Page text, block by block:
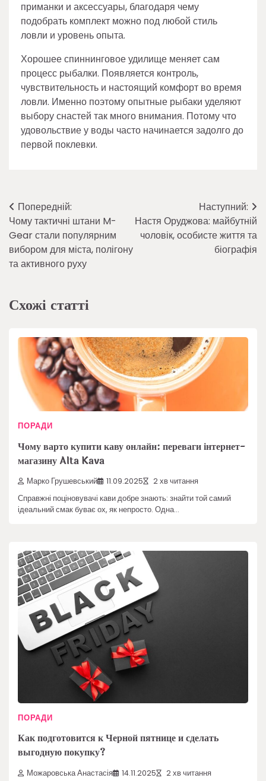
приманки и аксессуары, благодаря чему
подобрать комплект можно под любой стиль
ловли и уровень опыта.
Хорошее спиннинговое удилище меняет сам
процесс рыбалки. Появляется контроль,
чувствительность и настоящий комфорт во время
ловли. Именно поэтому опытные рыбаки уделяют
выбору снастей так много внимания. Потому что
удовольствие у воды часто начинается задолго до
первой поклевки.
Навігація
записів
Попередній:
Чому тактичні штани M-
Gear стали популярним
вибором для міста, полігону
та активного руху
Наступний:
Настя Оруджова: майбутній
чоловік, особисте життя та
біографія
Схожі статті
ПОРАДИ
Чому варто купити каву онлайн: переваги інтернет-
магазину Alta Kava
Марко Грушевський 11.09.2025 2 хв читання
Справжні поціновувачі кави добре знають: знайти той самий
ідеальний смак буває ох, як непросто. Одна…
ПОРАДИ
Как подготовится к Черной пятнице и сделать
выгодную покупку?
Можаровська Анастасія 14.11.2025 2 хв читання